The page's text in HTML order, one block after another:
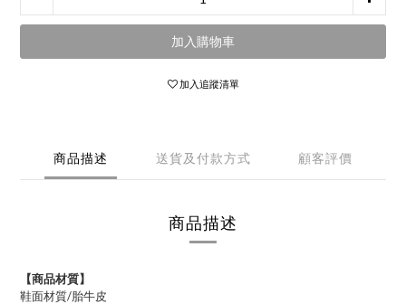
加入購物車
加入追蹤清單
商品描述 送貨及付款方式 顧客評價
商品描述
【商品材質】
鞋面材質/胎牛皮